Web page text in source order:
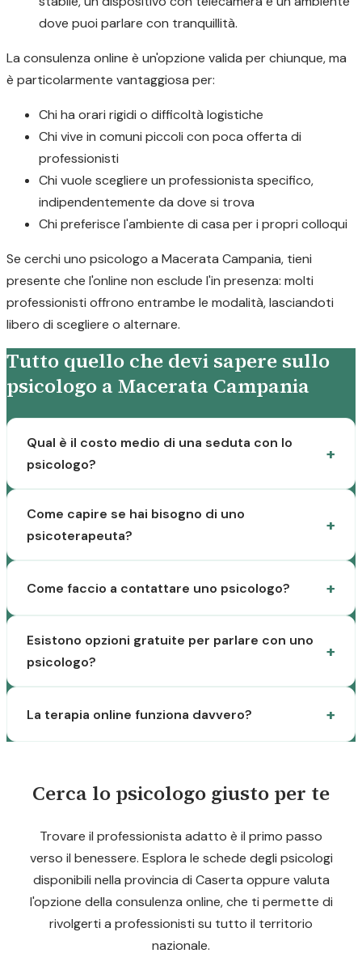
dove puoi parlare con tranquillità.
La consulenza online è un'opzione valida per chiunque, ma
è particolarmente vantaggiosa per:
Chi ha orari rigidi o difficoltà logistiche
Chi vive in comuni piccoli con poca offerta di
professionisti
Chi vuole scegliere un professionista specifico,
indipendentemente da dove si trova
Chi preferisce l'ambiente di casa per i propri colloqui
Se cerchi uno psicologo a Macerata Campania, tieni
presente che l'online non esclude l'in presenza: molti
professionisti offrono entrambe le modalità, lasciandoti
libero di scegliere o alternare.
Tutto quello che devi sapere sullo
psicologo a Macerata Campania
Qual è il costo medio di una seduta con lo
psicologo?
Come capire se hai bisogno di uno
psicoterapeuta?
Come faccio a contattare uno psicologo?
Esistono opzioni gratuite per parlare con uno
psicologo?
La terapia online funziona davvero?
Cerca lo psicologo giusto per te
Trovare il professionista adatto è il primo passo
verso il benessere. Esplora le schede degli psicologi
disponibili nella provincia di Caserta oppure valuta
l'opzione della consulenza online, che ti permette di
rivolgerti a professionisti su tutto il territorio
nazionale.